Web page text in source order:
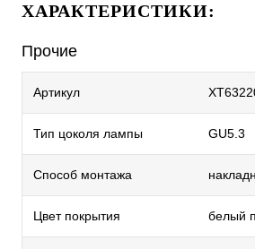
ХАРАКТЕРИСТИКИ:
Прочие
Артикул
Тип цоколя лампы GU5.3
Способ монтажа
Цвет покрытия белый